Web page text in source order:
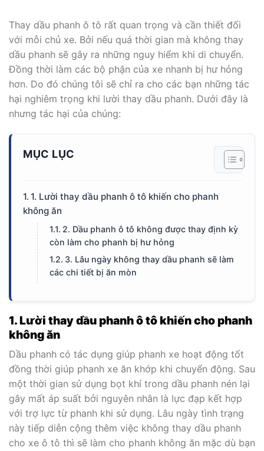
Thay dầu phanh ô tô rất quan trọng và cần thiết đối
với mỗi chủ xe. Bởi nếu quá thời gian mà không thay
dầu phanh sẽ gây ra những nguy hiểm khi di chuyển.
Đồng thời làm các bộ phận của xe nhanh bị hư hỏng
hơn. Do đó chúng tôi sẽ chỉ ra cho các bạn những tác
hại nghiêm trọng khi lười thay dầu phanh. Dưới đây là
nhưng tác hại của chúng:
MỤC LỤC
1. Lười thay dầu phanh ô tô khiến cho phanh
không ăn
2. Dầu phanh ô tô không được thay định kỳ
còn làm cho phanh bị hư hỏng
3. Lâu ngày không thay dầu phanh sẽ làm
các chi tiết bị ăn mòn
1. Lười thay dầu phanh ô tô khiến cho phanh
không ăn
Dầu phanh có tác dụng giúp phanh xe hoạt động tốt
đồng thời giúp phanh xe ăn khớp khi chuyển động. Sau
một thời gian sử dụng bọt khí trong dầu phanh nén lại
gây mất áp suất bởi nguyên nhân là lực đạp kết hợp
với trợ lực từ phanh khi sử dụng. Lâu ngày tình trạng
này tiếp diễn cộng thêm việc không thay dầu phanh
cho xe ô tô thì sẽ làm cho phanh không ăn mặc dù bạn